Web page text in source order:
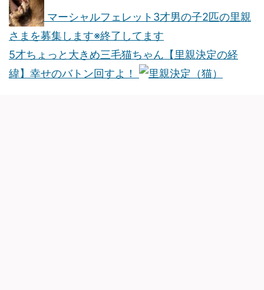
マーシャルフェレット3才男の子2匹の里親
さまを募集します※終了してます
5才ちょっと大きめ三毛猫ちゃん【里親決定の経
緯】幸せのバトン回すよ！